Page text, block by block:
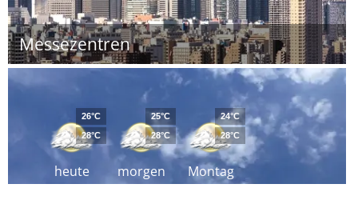
Messezentren
heute
26°C
28°C
morgen
25°C
28°C
Montag
24°C
28°C